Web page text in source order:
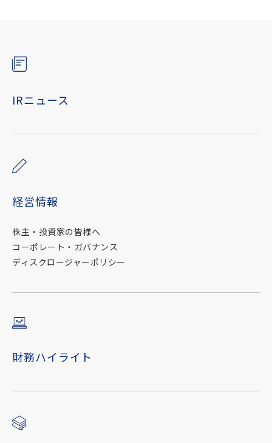
IRニュース
経営情報
株主・投資家の皆様へ
コーポレート・ガバナンス
ディスクロージャーポリシー
財務ハイライト